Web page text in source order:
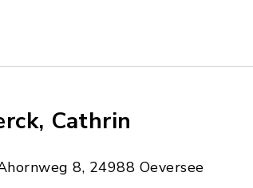
Cathrin
8, 24988 Oeversee